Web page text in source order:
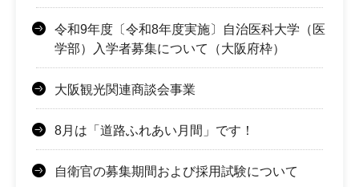
令和9年度〔令和8年度実施〕自治医科大学（医
学部）入学者募集について（大阪府枠）
大阪観光関連商談会事業
8月は「道路ふれあい月間」です！
自衛官の募集期間および採用試験について